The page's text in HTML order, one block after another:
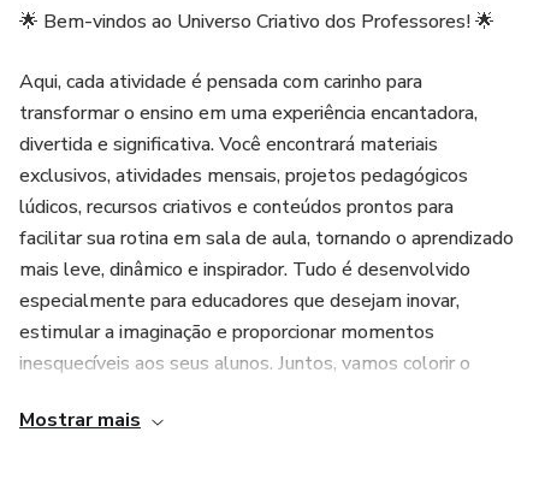
🌟 Bem-vindos ao Universo Criativo dos Professores! 🌟
Aqui, cada atividade é pensada com carinho para
transformar o ensino em uma experiência encantadora,
divertida e significativa. Você encontrará materiais
exclusivos, atividades mensais, projetos pedagógicos
lúdicos, recursos criativos e conteúdos prontos para
facilitar sua rotina em sala de aula, tornando o aprendizado
mais leve, dinâmico e inspirador. Tudo é desenvolvido
especialmente para educadores que desejam inovar,
estimular a imaginação e proporcionar momentos
inesquecíveis aos seus alunos. Juntos, vamos colorir o
em um verdadeiro universo de descobertas, criatividade e
Mostrar mais